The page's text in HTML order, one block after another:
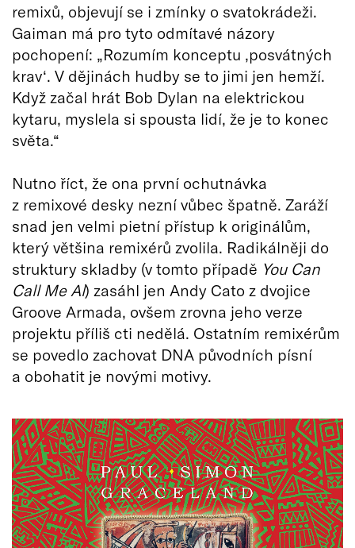
remixů, objevují se i zmínky o svatokrádeži.
Gaiman má pro tyto odmítavé názory
pochopení: „Rozumím konceptu ‚posvátných
krav‘. V dějinách hudby se to jimi jen hemží.
Když začal hrát Bob Dylan na elektrickou
kytaru, myslela si spousta lidí, že je to konec
světa.“
Nutno říct, že ona první ochutnávka
z remixové desky nezní vůbec špatně. Zaráží
snad jen velmi pietní přístup k originálům,
který většina remixérů zvolila. Radikálněji do
struktury skladby (v tomto případě You Can
Call Me Al) zasáhl jen Andy Cato z dvojice
Groove Armada, ovšem zrovna jeho verze
projektu příliš cti nedělá. Ostatním remixérům
se povedlo zachovat DNA původních písní
a obohatit je novými motivy.